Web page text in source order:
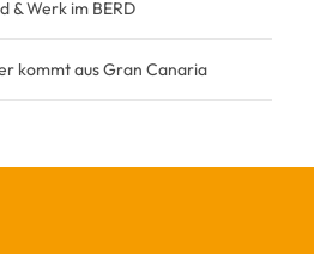
& Werk im BERD
kommt aus Gran Canaria